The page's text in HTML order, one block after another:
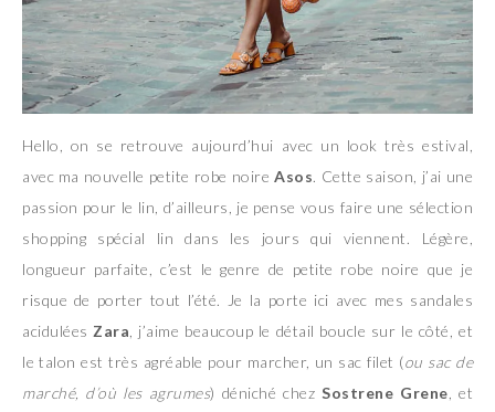
Hello, on se retrouve aujourd’hui avec un look très estival,
avec ma nouvelle petite robe noireAsos. Cette saison, j’ai une
passion pour le lin, d’ailleurs, je pense vous faire une sélection
shopping spécial lin dans les jours qui viennent. Légère,
longueur parfaite, c’est le genre de petite robe noire que je
risque de porter tout l’été. Je la porte ici avec mes sandales
acidulées Zara , j’aime beaucoup le détail boucle sur le côté, et
le talon est très agréable pour marcher, un sac filet (ou sac de
marché, d’où les agrumes) déniché chezSostrene Grene , et